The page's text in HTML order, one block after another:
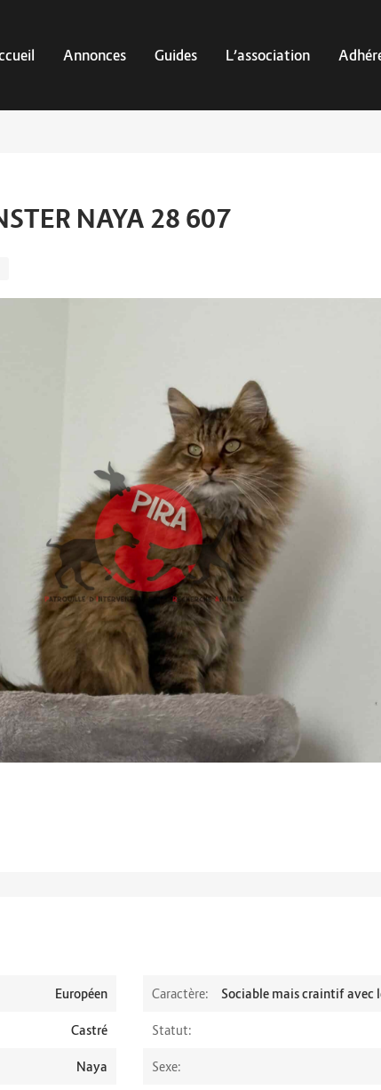
Annonces Guides L’association
NAYA 28 607
Européen Caractère: Sociable mais craintif avec
Castré Statut:
Naya Sexe: